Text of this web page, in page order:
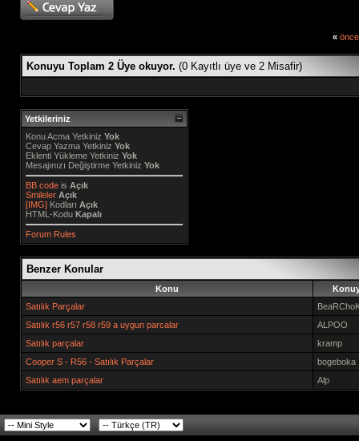
«
Konuyu Toplam 2 Üye okuyor. (0 Kayıtlı üye ve 2 Misafir)
Yetkileriniz
Konu Acma Yetkiniz Yok
Cevap Yazma Yetkiniz Yok
Eklenti Yükleme Yetkiniz Yok
Mesajınızı Değiştirme Yetkiniz Yok
BB code is Açık
Smileler Açık
[IMG] Kodları Açık
HTML-Kodu Kapalı
Forum Rules
Benzer Konular
Konu
Satılık Parçalar
Satılık r56 r57 r58 r59 a uygun parcalar
ALPOO
Satılık parçalar
kramp
Cooper S - R56 - Satılık Parçalar
bogeboka
Satılık aem parçalar
Alp